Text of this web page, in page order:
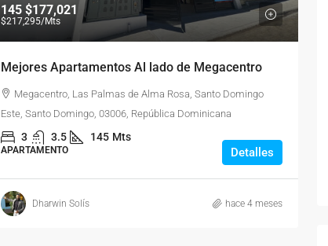
145 $177,021
$217,295/Mts
Mejores Apartamentos Al lado de Megacentro
Megacentro, Las Palmas de Alma Rosa, Santo Domingo
Este, Santo Domingo, 03006, República Dominicana
3 3.5 145 Mts
APARTAMENTO Detalles
Dharwin Solís hace 4 meses